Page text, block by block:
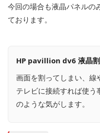
今回の場合も液晶パネルの
ております。
HP pavillion dv6 液晶
画面を割ってしまい、線
テレビに接続すれば使
のような気がします。